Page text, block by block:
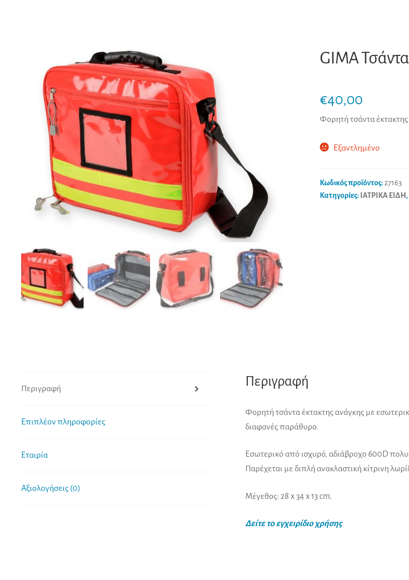
GIMA Τσάντα
€40,00
Φορητή τσάντα έκτακτης
Εξαντλημένο
Κωδικός προϊόντος: 27163
Κατηγορίες: ΙΑΤΡΙΚΑ ΕΙΔΗ,
Περιγραφή
Επιπλέον πληροφορίες
Εταιρία
Αξιολογήσεις (0)
Περιγραφή
Φορητή τσάντα έκτακτης ανάγκης με
διαφανές παράθυρο.
Εσωτερικό από ισχυρό, αδιάβροχο 600D
Παρέχεται με διπλή ανακλαστική κίτρινη
Μέγεθος: 28 x 34 x 13 cm.
Δείτε το εγχειρίδιο χρήσης